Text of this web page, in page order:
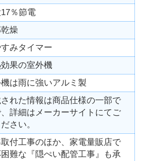
17％節電
乾燥
すみタイマー
効果の室外機
機は雨に強いアルミ製
れた情報は商品仕様の一部で
詳細はメーカーサイトにてご
さい。
付工事のほか、家電量販店で
難な『隠ぺい配管工事』も承